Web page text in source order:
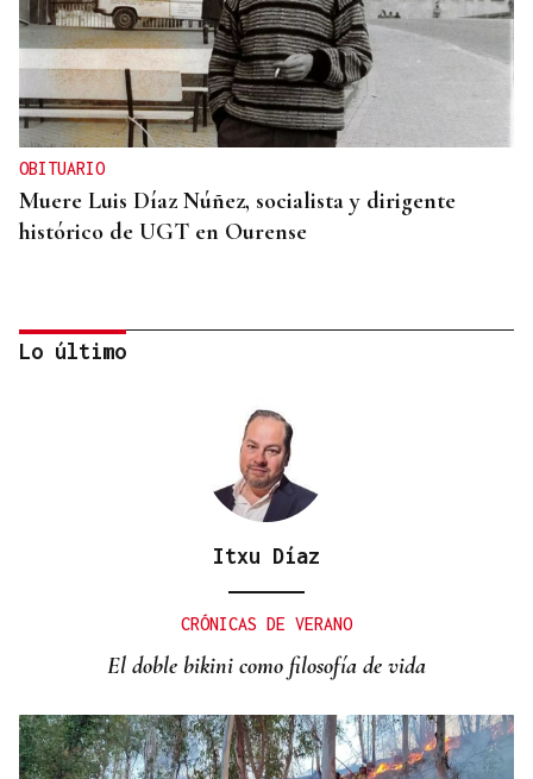
OBITUARIO
Muere Luis Díaz Núñez, socialista y dirigente
histórico de UGT en Ourense
Un herido en la colisión entre dos coches en la
Lo último
Itxu Díaz
CRÓNICAS DE VERANO
El doble bikini como filosofía de vida